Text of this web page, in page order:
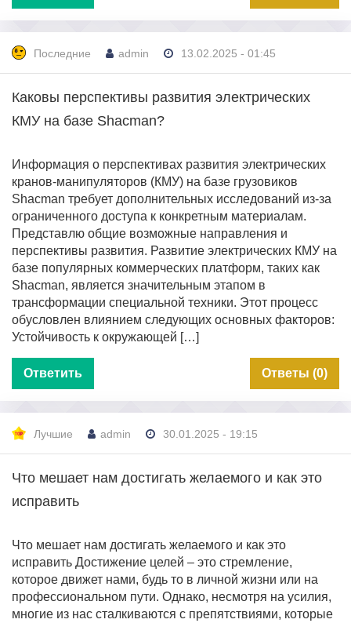
Последние admin 13.02.2025 - 01:45
Каковы перспективы развития электрических
КМУ на базе Shacman?
Информация о перспективах развития электрических
кранов-манипуляторов (КМУ) на базе грузовиков
Shacman требует дополнительных исследований из-за
ограниченного доступа к конкретным материалам.
Представлю общие возможные направления и
перспективы развития. Развитие электрических КМУ на
базе популярных коммерческих платформ, таких как
Shacman, является значительным этапом в
трансформации специальной техники. Этот процесс
обусловлен влиянием следующих основных факторов:
Устойчивость к окружающей […]
Ответить Ответы (0)
Лучшие admin 30.01.2025 - 19:15
Что мешает нам достигать желаемого и как это
исправить
Что мешает нам достигать желаемого и как это
исправить Достижение целей – это стремление,
которое движет нами, будь то в личной жизни или на
профессиональном пути. Однако, несмотря на усилия,
многие из нас сталкиваются с препятствиями, которые